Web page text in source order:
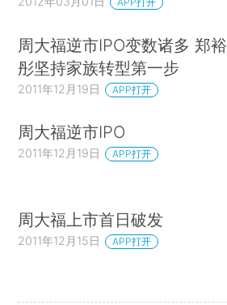
周大福逆市IPO变数诸多 郑裕
彤坚持家族转型第一步
2011年12月19日 APP打开
周大福逆市IPO
2011年12月19日 APP打开
周大福上市首日破发
2011年12月15日 APP打开